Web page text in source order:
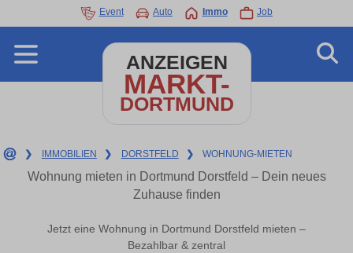
Event Auto Immo Job
ANZEIGEN
MARKT-
DORTMUND
❯ IMMOBILIEN ❯ DORSTFELD ❯ WOHNUNG-MIETEN
Wohnung mieten in Dortmund Dorstfeld – Dein neues
Zuhause finden
Jetzt eine Wohnung in Dortmund Dorstfeld mieten –
Bezahlbar & zentral